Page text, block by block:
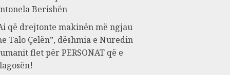
Berishën
që drejtonte makinën më ngjau
Talo Çelën”, dëshmia e Nuredin
flet për PERSONAT që e